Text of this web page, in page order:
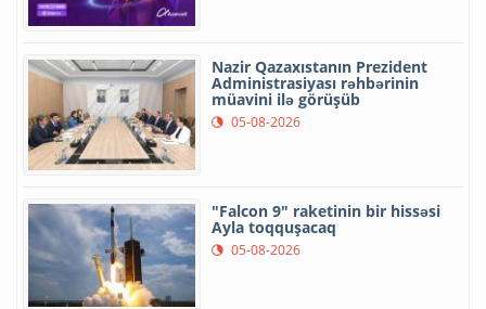
Nazir Qazaxıstanın Prezident
Administrasiyası rəhbərinin
müavini ilə görüşüb
05-08-2026
"Falcon 9" raketinin bir hissəsi
Ayla toqquşacaq
05-08-2026